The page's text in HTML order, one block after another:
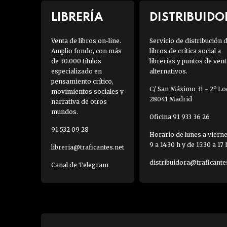
LIBRERÍA
Venta de libros on-line.
Amplio fondo, con más
de 30.000 títulos
especializado en
pensamiento crítico,
movimientos sociales y
narrativa de otros
mundos.
91 532 09 28
libreria@traficantes.net
Canal de Telegram
Servicio de distribución
libros de crítica social a
librerías y puntos de
alternativos.
C/ San Máximo 31 - 2º
28041 Madrid
Oficina 91 933 36 26
Horario de lunes a
9 a 14:30 h y de 15:30 a 17